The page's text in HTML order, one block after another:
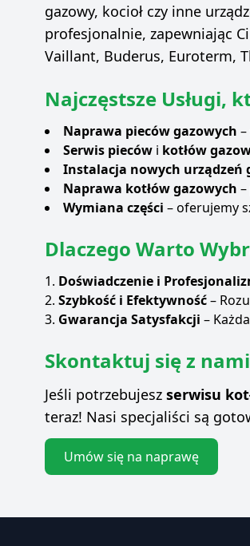
gazowy, kocioł czy inne
profesjonalnie, zapewniając
Vaillant, Buderus, Euroterm,
Najczęstsze Usługi,
Naprawa pieców gazowych
Serwis pieców i kotłów
Instalacja nowych urządzeń
Naprawa kotłów gazowych
Wymiana części – oferujemy
Dlaczego Warto
Doświadczenie i
Szybkość i Efektywność–
Gwarancja Satysfakcji –
Skontaktuj się z
Jeśli potrzebujesz serwisu
teraz! Nasi specjaliści są
Umów się na naprawę